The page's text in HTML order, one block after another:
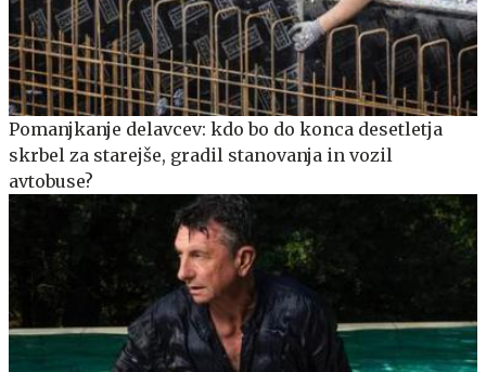
Pomanjkanje delavcev: kdo bo do konca desetletja
skrbel za starejše, gradil stanovanja in vozil
avtobuse?